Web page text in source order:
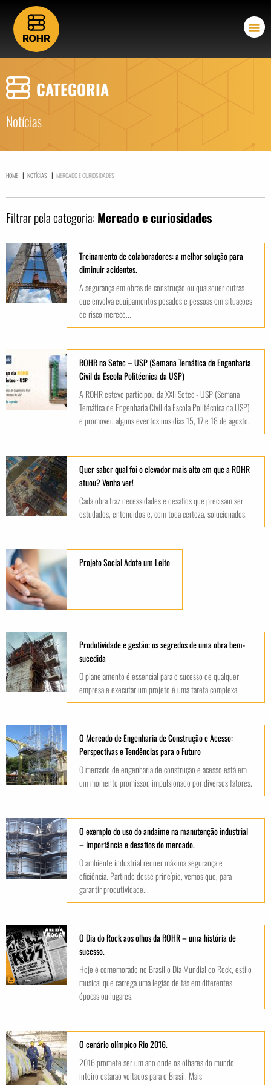
CATEGORIA
Notícias
HOME | NOTÍCIAS | MERCADO E CURIOSIDADES
Filtrar pela categoria: Mercado e curiosidades
Treinamento de colaboradores: a melhor solução para
diminuir acidentes.
A segurança em obras de construção ou quaisquer outras
que envolva equipamentos pesados e pessoas em situações
de risco merece...
ROHR na Setec – USP (Semana Temática de Engenharia
Civil da Escola Politécnica da USP)
A ROHR esteve participou da XXII Setec - USP (Semana
Temática de Engenharia Civil da Escola Politécnica da USP)
e promoveu alguns eventos nos dias 15, 17 e 18 de agosto.
Quer saber qual foi o elevador mais alto em que a ROHR
atuou? Venha ver!
Cada obra traz necessidades e desafios que precisam ser
estudados, entendidos e, com toda certeza, solucionados.
Projeto Social Adote um Leito
Produtividade e gestão: os segredos de uma obra bem-
sucedida
O planejamento é essencial para o sucesso de qualquer
empresa e executar um projeto é uma tarefa complexa.
O Mercado de Engenharia de Construção e Acesso:
Perspectivas e Tendências para o Futuro
O mercado de engenharia de construção e acesso está em
um momento promissor, impulsionado por diversos fatores.
O exemplo do uso do andaime na manutenção industrial
– Importância e desafios do mercado.
O ambiente industrial requer máxima segurança e
eficiência. Partindo desse princípio, vemos que, para
garantir produtividade...
O Dia do Rock aos olhos da ROHR – uma história de
sucesso.
Hoje é comemorado no Brasil o Dia Mundial do Rock, estilo
musical que carrega uma legião de fãs em diferentes
épocas ou lugares.
O cenário olímpico Rio 2016.
2016 promete ser um ano onde os olhares do mundo
inteiro estarão voltados para o Brasil. Mais